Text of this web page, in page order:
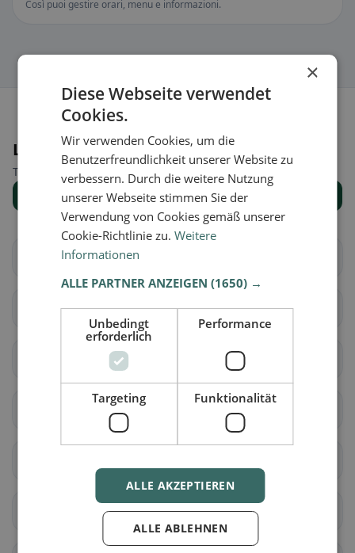
Così puoi gestire orari, menu e informazioni.
Luoghi nelle vicinanze
Trova il luogo giusto per la tua ricerca di ristoranti.
Mostra tutti i luoghi
Accumoli
Antrodoco Ascrea
Belmonte in Sabina Borbona
dorf-velino
Casperia
×
Diese Webseite verwendet
Cookies.
Wir verwenden Cookies, um die
Benutzerfreundlichkeit unserer Website zu
verbessern. Durch die weitere Nutzung
unserer Webseite stimmen Sie der
Verwendung von Cookies gemäß unserer
Cookie-Richtlinie zu.Weitere
Informationen
ALLE PARTNER ANZEIGEN(1650) →
Unbedingt
erforderlich
Performance
Targeting Funktionalität
ALLE AKZEPTIEREN
ALLE ABLEHNEN